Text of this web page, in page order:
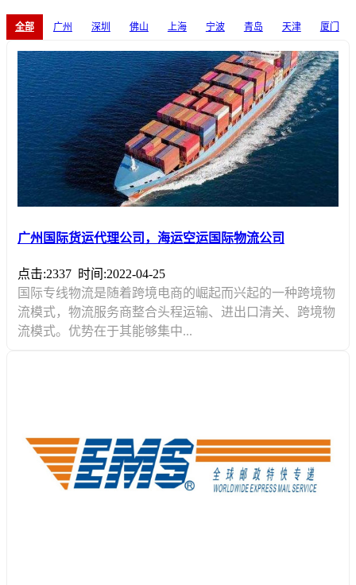
全部 广州 深圳 佛山 上海 宁波 青岛 天津 厦门
广州国际货运代理公司，海运空运国际物流公司
点击:2337 时间:2022-04-25
国际专线物流是随着跨境电商的崛起而兴起的一种跨境物
流模式，物流服务商整合头程运输、进出口清关、跨境物
流模式。优势在于其能够集中...